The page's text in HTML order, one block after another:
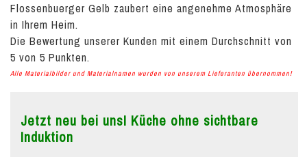
Flossenbuerger Gelb zaubert eine angenehme Atmosphäre
in Ihrem Heim.
Die Bewertung unserer Kunden mit einem Durchschnitt von
5 von 5 Punkten.
Alle Materialbilder und Materialnamen wurden von unserem Lieferanten übernommen!
Jetzt neu bei uns! Küche ohne sichtbare
Induktion